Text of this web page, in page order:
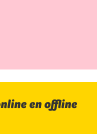
en offline